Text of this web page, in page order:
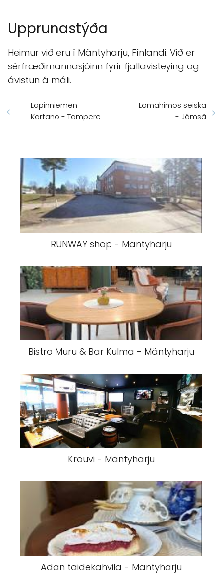
Upprunastýða
Heimur við eru í Mäntyharju, Fínlandi. Við er
sérfræðimannasjóinn fyrir fjallavisteying og
ávistun á máli.
Lapinniemen
Kartano - Tampere
Lomahimos seiska
- Jämsä
RUNWAY shop - Mäntyharju
Bistro Muru & Bar Kulma - Mäntyharju
Krouvi - Mäntyharju
Adan taidekahvila - Mäntyharju